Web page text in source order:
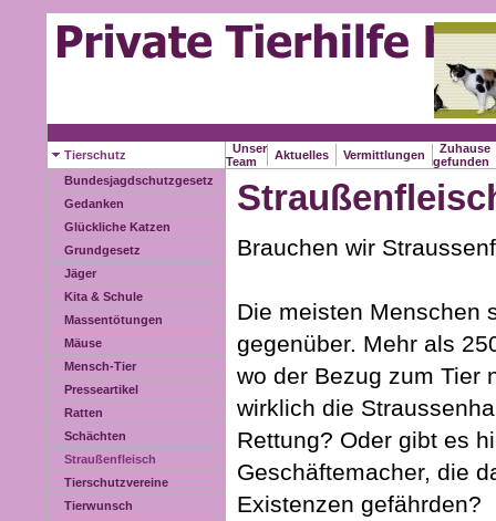
Tierschutz
Unser
Team
Aktuelles Vermittlungen
Zuhause
gefunden
Bundesjagdschutzgesetz
Gedanken
Glückliche Katzen
Grundgesetz
Jäger
Kita & Schule
Massentötungen
Mäuse
Mensch-Tier
Presseartikel
Ratten
Schächten
Straußenfleisch
Tierschutzvereine
Tierwunsch
Brauchen wir
Die meisten Menschen
gegenüber. Mehr als
wo der Bezug zum Tier
wirklich die
Rettung? Oder gibt es
Geschäftemacher, die
Existenzen gefährden?